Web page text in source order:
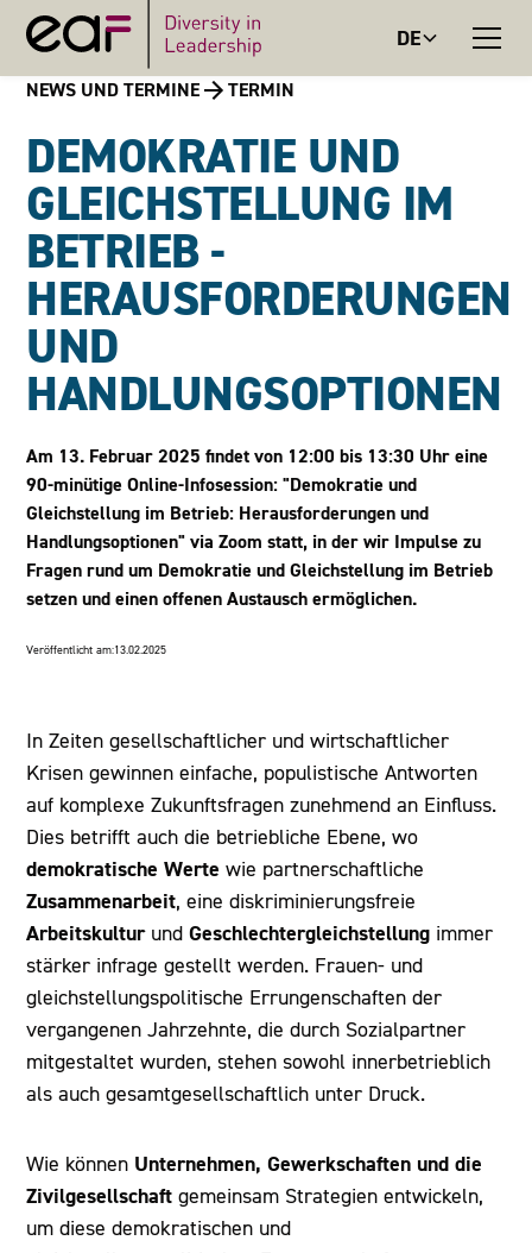
DE
NEWS UND TERMINE TERMIN
DEMOKRATIE UND
GLEICHSTELLUNG IM
BETRIEB -
HERAUSFORDERUNGEN
UND
HANDLUNGSOPTIONEN
Am 13. Februar 2025 findet von 12:00 bis 13:30 Uhr eine
90-minütige Online-Infosession: "Demokratie und
Gleichstellung im Betrieb: Herausforderungen und
Handlungsoptionen" via Zoom statt, in der wir Impulse zu
Fragen rund um Demokratie und Gleichstellung im Betrieb
setzen und einen offenen Austausch ermöglichen.
Veröffentlicht am:13.02.2025
In Zeiten gesellschaftlicher und wirtschaftlicher
Krisen gewinnen einfache, populistische Antworten
auf komplexe Zukunftsfragen zunehmend an Einfluss.
Dies betrifft auch die betriebliche Ebene, wo
demokratische Werte wie partnerschaftliche
Zusammenarbeit, eine diskriminierungsfreie
Arbeitskultur undGeschlechtergleichstellung immer
stärker infrage gestellt werden. Frauen- und
gleichstellungspolitische Errungenschaften der
vergangenen Jahrzehnte, die durch Sozialpartner
mitgestaltet wurden, stehen sowohl innerbetrieblich
als auch gesamtgesellschaftlich unter Druck.
Wie können Unternehmen, Gewerkschaften und die
Zivilgesellschaftgemeinsam Strategien entwickeln,
um diese demokratischen und